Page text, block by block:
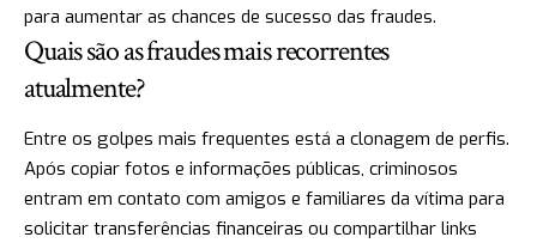
para aumentar as chances de sucesso das fraudes.
Quais são as fraudes mais recorrentes
atualmente?
Entre os golpes mais frequentes está a clonagem de perfis.
Após copiar fotos e informações públicas, criminosos
entram em contato com amigos e familiares da vítima para
solicitar transferências financeiras ou compartilhar links